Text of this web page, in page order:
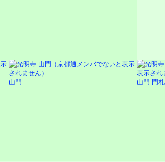
山門 山門 門札